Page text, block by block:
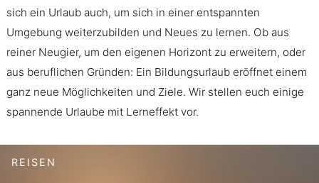
sich ein Urlaub auch, um sich in einer entspannten
Umgebung weiterzubilden und Neues zu lernen. Ob aus
reiner Neugier, um den eigenen Horizont zu erweitern, oder
aus beruflichen Gründen: Ein Bildungsurlaub eröffnet einem
ganz neue Möglichkeiten und Ziele. Wir stellen euch einige
spannende Urlaube mit Lerneffekt vor.
REISEN